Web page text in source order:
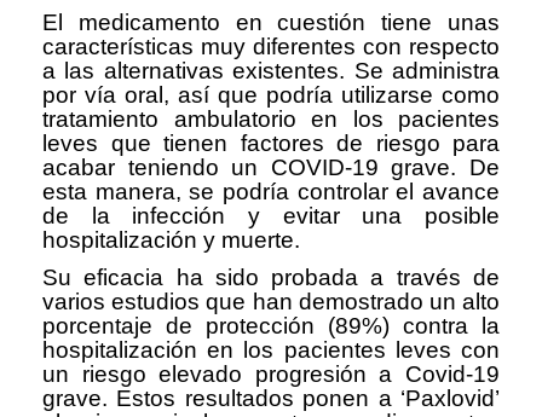
El medicamento en cuestión tiene unas
características muy diferentes con respecto
a las alternativas existentes. Se administra
por vía oral, así que podría utilizarse como
tratamiento ambulatorio en los pacientes
leves que tienen factores de riesgo para
acabar teniendo un COVID-19 grave. De
esta manera, se podría controlar el avance
de la infección y evitar una posible
hospitalización y muerte.
Su eficacia ha sido probada a través de
varios estudios que han demostrado un alto
porcentaje de protección (89%) contra la
hospitalización en los pacientes leves con
un riesgo elevado progresión a Covid-19
grave. Estos resultados ponen a ‘Paxlovid’